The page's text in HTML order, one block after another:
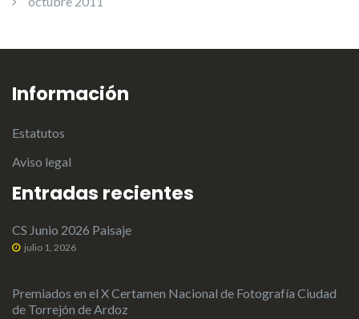
Información
Estatutos
Aviso legal
Entradas recientes
CS Junio 2026 Paisaje
julio 1, 2026
Premiados en el X Certamen Nacional de Fotografía Ciudad
de Torrejón de Ardoz